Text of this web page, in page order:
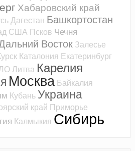
Хабаровский край
Дагестан Башкортостан
США Псков Чечня
Восток Залесье
Каталония Екатеринбург
Литва Карелия
Москва Байкалия
Кубань Украина
край Приморье
Калмыкия Сибирь